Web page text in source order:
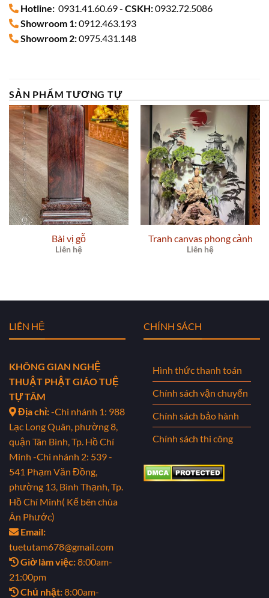
Hotline: 0931.41.60.69 - CSKH:0932.72.5086
Showroom 1:0912.463.193
Showroom 2:0975.431.148
SẢN PHẨM TƯƠNG TỰ
Bài vị gỗ
Liên hệ
Tranh canvas phong cảnh
Liên hệ
LIÊN HỆ
KHÔNG GIAN NGHỆ
THUẬT PHẬT GIÁO TUỆ
TỰ TÂM
Địa chỉ:-Chi nhánh 1: 988
Lạc Long Quân, phường 8,
quận Tân Bình, Tp. Hồ Chí
Minh -Chi nhánh 2: 539 -
541 Phạm Văn Đồng,
phường 13, Bình Thạnh, Tp.
Hồ Chí Minh( Kế bên chùa
Ân Phước)
Email:
tuetutam678@gmail.com
Giờ làm việc:8:00am-
21:00pm
Chủ nhật:8:00am-
CHÍNH SÁCH
Hình thức thanh toán
Chính sách vận chuyển
Chính sách bảo hành
Chính sách thi công